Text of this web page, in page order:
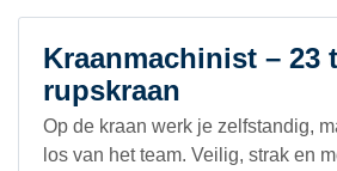
Kraanmachinist – 23
rupskraan
Op de kraan werk je zelfstandig,
los van het team. Veilig, strak en